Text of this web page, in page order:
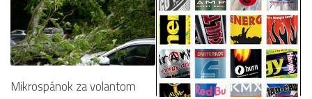
Mikrospánok za volantom